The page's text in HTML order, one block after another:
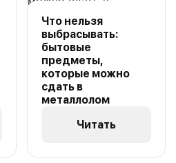
Что нельзя
выбрасывать:
бытовые
предметы,
которые можно
сдать в
металлолом
Читать